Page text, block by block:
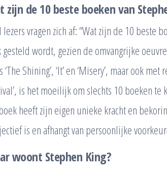
zijn de 10 beste boeken van
lezers vragen zich af: “Wat zijn de 10 beste
gesteld wordt, gezien de omvangrijke
‘The Shining’, ‘It’ en ‘Misery’, maar ook
is het moeilijk om slechts 10 boeken
heeft zijn eigen unieke kracht en
is en afhangt van persoonlijke
woont Stephen King?